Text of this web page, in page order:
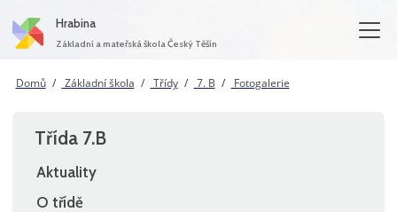
Hrabina
Základní a mateřská škola Český Těšín
Domů Základní škola Třídy 7. B Fotogalerie
Třída 7.B
Aktuality
O třídě